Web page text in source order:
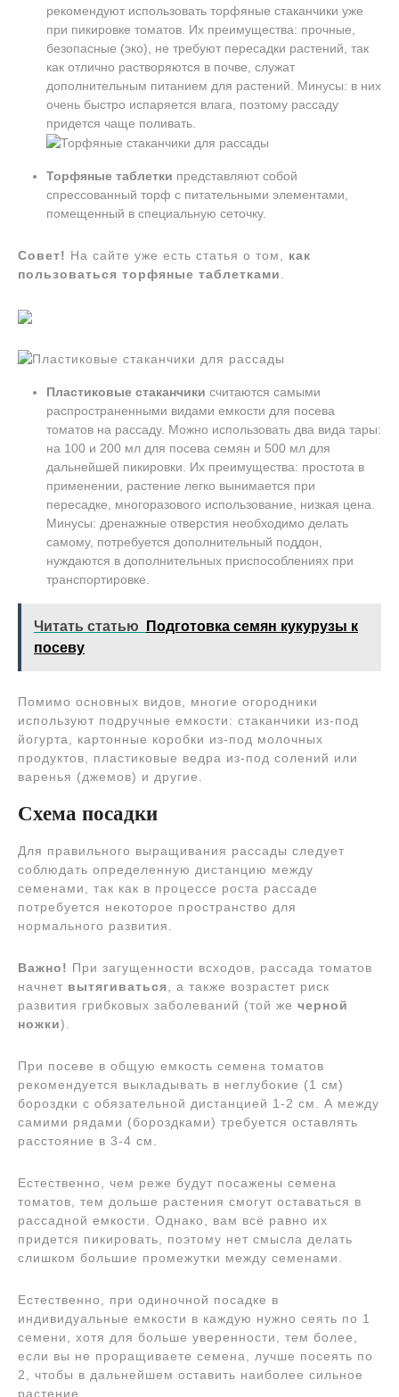
рекомендуют использовать торфяные стаканчики уже
при пикировке томатов. Их преимущества: прочные,
безопасные (эко), не требуют пересадки растений, так
как отлично растворяются в почве, служат
дополнительным питанием для растений. Минусы: в них
очень быстро испаряется влага, поэтому рассаду
придется чаще поливать.
Торфяные таблетки представляют собой
спрессованный торф с питательными элементами,
помещенный в специальную сеточку.
Совет! На сайте уже есть статья о том, как
пользоваться торфяные таблетками
Пластиковые стаканчики считаются самыми
распространенными видами емкости для посева
томатов на рассаду. Можно использовать два вида тары:
на 100 и 200 мл для посева семян и 500 мл для
дальнейшей пикировки. Их преимущества: простота в
применении, растение легко вынимается при
пересадке, многоразового использование, низкая цена.
Минусы: дренажные отверстия необходимо делать
самому, потребуется дополнительный поддон,
нуждаются в дополнительных приспособлениях при
транспортировке.
Читать статью
Подготовка семян кукурузы к
посеву
Помимо основных видов, многие огородники
используют подручные емкости: стаканчики из-под
йогурта, картонные коробки из-под молочных
продуктов, пластиковые ведра из-под солений или
варенья (джемов) и другие.
Схема посадки
Для правильного выращивания рассады следует
соблюдать определенную дистанцию между
семенами, так как в процессе роста рассаде
потребуется некоторое пространство для
нормального развития.
Важно! При загущенности всходов, рассада томатов
начнет вытягиваться
, а также возрастет риск
развития грибковых заболеваний (той же черной
ножки).
При посеве в общую емкость семена томатов
рекомендуется выкладывать в неглубокие (1 см)
бороздки с обязательной дистанцией 1-2 см. А между
самими рядами (бороздками) требуется оставлять
расстояние в 3-4 см.
Естественно, чем реже будут посажены семена
томатов, тем дольше растения смогут оставаться в
рассадной емкости. Однако, вам всё равно их
придется пикировать, поэтому нет смысла делать
слишком большие промежутки между семенами.
Естественно, при одиночной посадке в
индивидуальные емкости в каждую нужно сеять по 1
семени, хотя для больше уверенности, тем более,
если вы не проращиваете семена, лучше посеять по
2, чтобы в дальнейшем оставить наиболее сильное
растение.